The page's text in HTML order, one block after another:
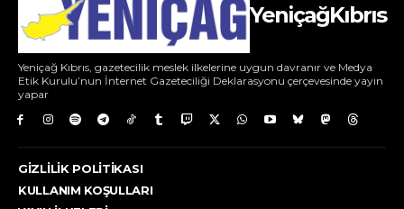
YeniçağKıbrıs
Yeniçağ Kıbrıs, gazetecilik meslek ilkelerine uygun davranır ve Medya
Etik Kurulu’nun İnternet Gazeteciliği Deklarasyonu çerçevesinde yayın
yapar
GIZLILIK POLITIKASI
KULLANIM KOŞULLARI